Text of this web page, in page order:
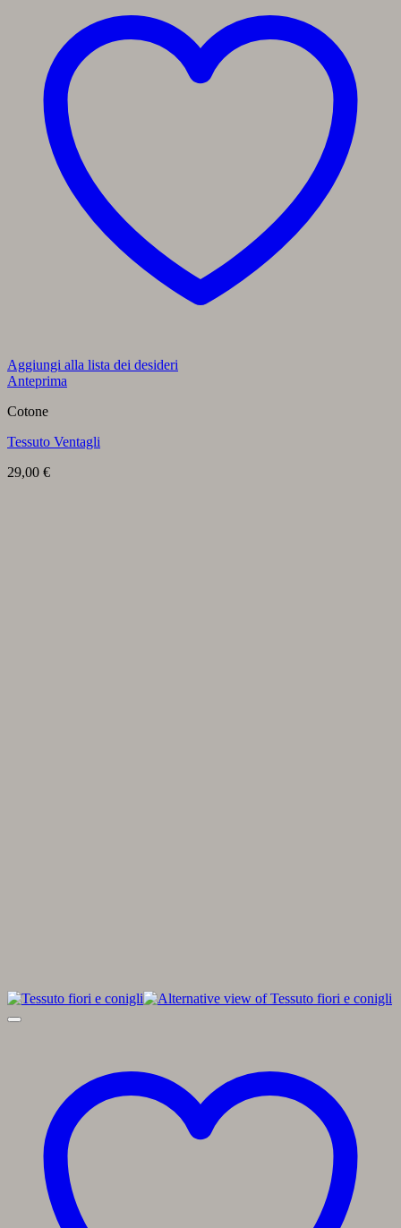
Aggiungi alla lista dei desideri
Anteprima
Cotone
Tessuto Ventagli
29,00 €